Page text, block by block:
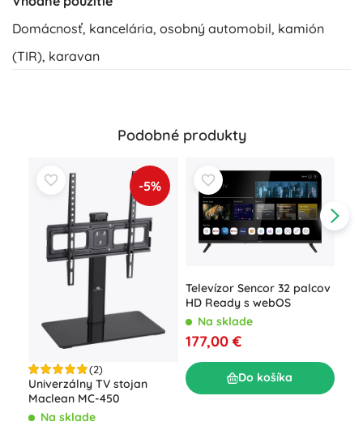
Domácnosť, kancelária, osobný automobil, kamión
(TIR), karavan
Podobné produkty
-5%
(2)
Univerzálny TV stojan
Maclean MC-450
Na sklade
Televízor Sencor 32 palcov
HD Ready s webOS
Na sklade
177,00 €
Do košíka